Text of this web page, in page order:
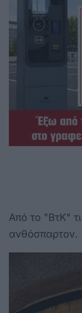
Από το "ΒτΚ"
ανθόσπαρτον.